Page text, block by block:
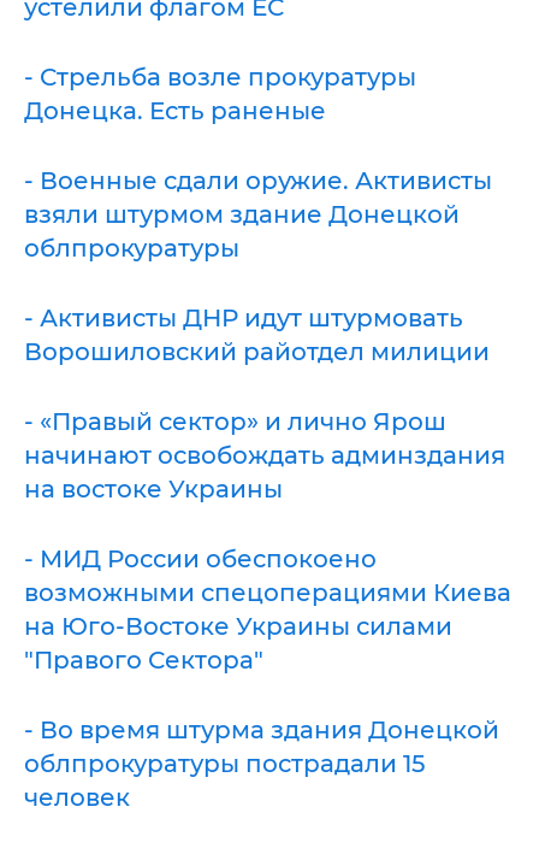
устелили флагом ЕС
- Стрельба возле прокуратуры
Донецка. Есть раненые
- Военные сдали оружие. Активисты
взяли штурмом здание Донецкой
облпрокуратуры
- Активисты ДНР идут штурмовать
Ворошиловский райотдел милиции
- «Правый сектор» и лично Ярош
начинают освобождать админздания
на востоке Украины
- МИД России обеспокоено
возможными спецоперациями Киева
на Юго-Востоке Украины силами
"Правого Сектора"
- Во время штурма здания Донецкой
облпрокуратуры пострадали 15
человек